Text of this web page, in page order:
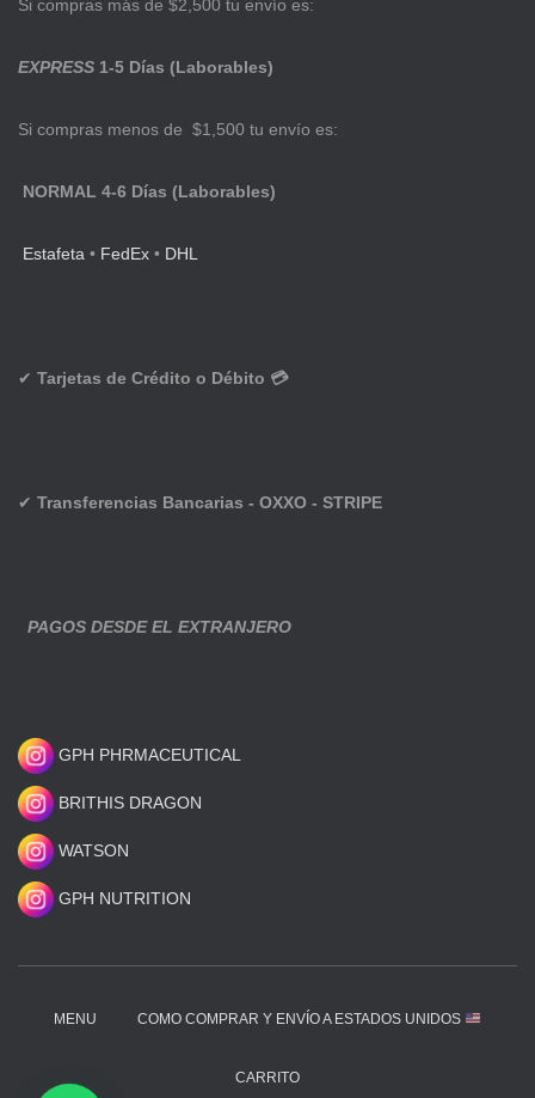
Si compras más de $2,500 tu envío es:
EXPRESS 1-5 Días (Laborables)
Si compras menos de $1,500 tu envío es:
NORMAL 4-6 Días (Laborables)
Estafeta • FedEx • DHL
✔ Tarjetas de Crédito o Débito 💳
✔ Transferencias Bancarias - OXXO - STRIPE
PAGOS DESDE EL EXTRANJERO
GPH PHRMACEUTICAL
BRITHIS DRAGON
WATSON
GPH NUTRITION
MENU COMO COMPRAR Y ENVÍO A ESTADOS UNIDOS
CARRITO